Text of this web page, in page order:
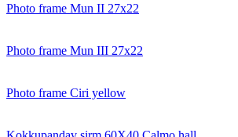
Photo frame Mun II 27x22
Photo frame Mun III 27x22
Photo frame Ciri yellow